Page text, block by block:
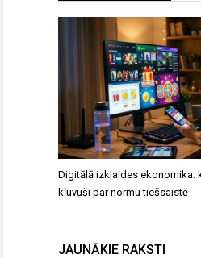
Digitālā izklaides ekonomika:
kļuvuši par normu tiešsaistē
JAUNĀKIE RAKSTI